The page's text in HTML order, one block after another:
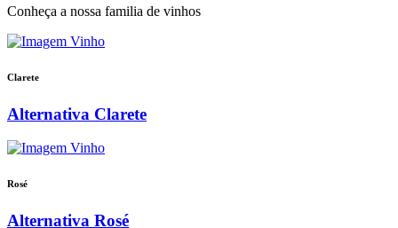
Conheça a nossa familia de vinhos
Clarete
Alternativa Clarete
Rosé
Alternativa Rosé